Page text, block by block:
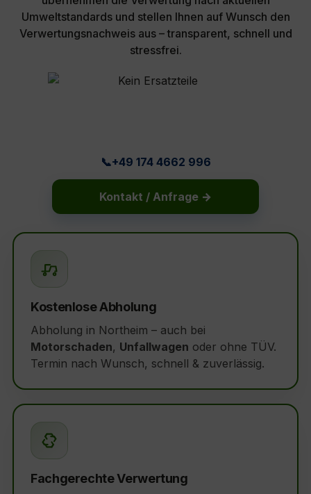
Umweltstandards und stellen Ihnen auf Wunsch den
Verwertungsnachweis aus – transparent, schnell und
stressfrei.
📞+49 174 4662 996
Kontakt / Anfrage →
Kostenlose Abholung
Abholung in Northeim – auch bei
Motorschaden, Unfallwagen oder ohne TÜV.
Termin nach Wunsch, schnell & zuverlässig.
Fachgerechte Verwertung